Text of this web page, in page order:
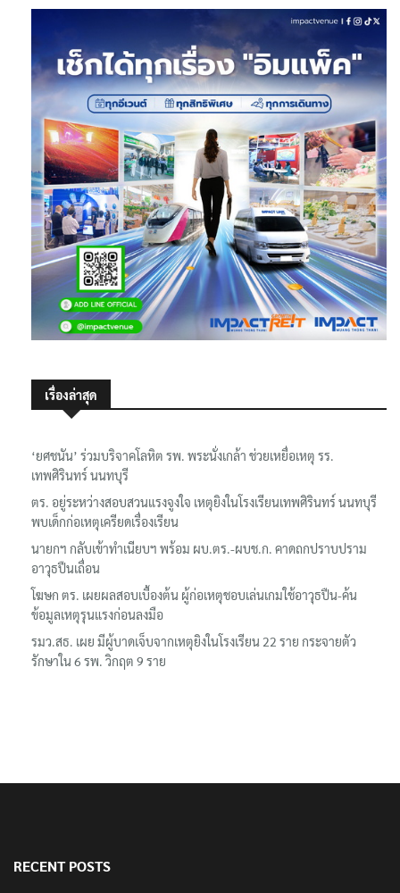
เรื่องล่าสุด
‘ยศชนัน’ ร่วมบริจาคโลหิต รพ. พระนั่งเกล้า ช่วยเหยื่อเหตุ รร.
เทพศิรินทร์ นนทบุรี
ตร. อยู่ระหว่างสอบสวนแรงจูงใจ เหตุยิงในโรงเรียนเทพศิรินทร์ นนทบุรี
พบเด็กก่อเหตุเครียดเรื่องเรียน
นายกฯ กลับเข้าทำเนียบฯ พร้อม ผบ.ตร.-ผบช.ก. คาดถกปราบปราม
อาวุธปืนเถื่อน
โฆษก ตร. เผยผลสอบเบื้องต้น ผู้ก่อเหตุชอบเล่นเกมใช้อาวุธปืน-ค้น
ข้อมูลเหตุรุนแรงก่อนลงมือ
รมว.สธ. เผย มีผู้บาดเจ็บจากเหตุยิงในโรงเรียน 22 ราย กระจายตัว
รักษาใน 6 รพ. วิกฤต 9 ราย
RECENT POSTS